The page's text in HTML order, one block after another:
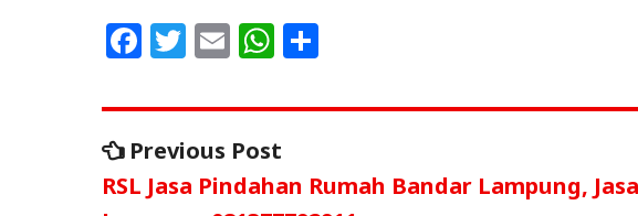
F
c
e
b
T
itt
e
r
E
ai
l
W
at
s
A
ar
Navigasi
pos
Previous Post
post:
RSL Jasa Pindahan Rumah Bandar Lampung,